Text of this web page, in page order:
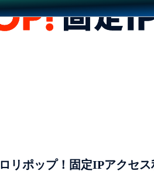
ロリポップ！固定IPアクセ